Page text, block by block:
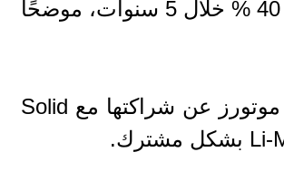
سيكون دافعًا لنشر هذه السيارات بنسبة 40 % خلال 5 سنوات، موضحًا
وفى ذات السياق المتصل أعلنت جنرال موتورز عن شراكتها مع Solid